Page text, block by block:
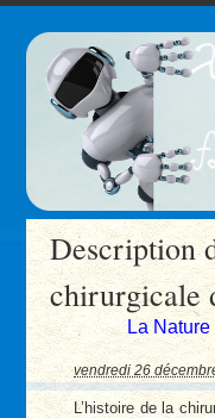
Description
chirurgicale
La
vendredi 26
L’histoire de la